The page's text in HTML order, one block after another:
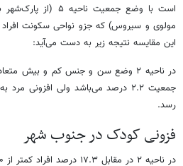
است با وضع جمعیت
مولوی و سیروس) که جزو نواحی سکونت
این مقایسه نتیجه زیر به دست می‌آید:
در ناحیه ۲ وضع سن و جنس کم و بیش
رسد.
فزونی کودک در جنوب شهر